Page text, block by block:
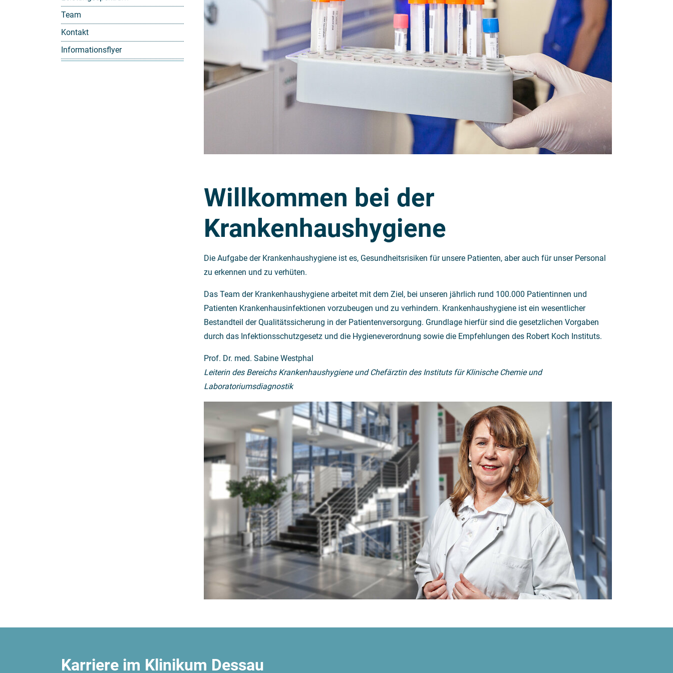
Team
Kontakt
Informationsflyer
Willkommen bei der
Krankenhaushygiene
Die Aufgabe der Krankenhaushygiene ist es, Gesundheitsrisiken für unsere Patienten, aber auch für unser Personal
zu erkennen und zu verhüten.
Das Team der Krankenhaushygiene arbeitet mit dem Ziel, bei unseren jährlich rund 100.000 Patientinnen und
Patienten Krankenhausinfektionen vorzubeugen und zu verhindern. Krankenhaushygiene ist ein wesentlicher
Bestandteil der Qualitätssicherung in der Patientenversorgung. Grundlage hierfür sind die gesetzlichen Vorgaben
durch das Infektionsschutzgesetz und die Hygieneverordnung sowie die Empfehlungen des Robert Koch Instituts.
Prof. Dr. med. Sabine Westphal
Leiterin des Bereichs Krankenhaushygiene und Chefärztin des Instituts für Klinische Chemie und
Laboratoriumsdiagnostik
Karriere im Klinikum Dessau